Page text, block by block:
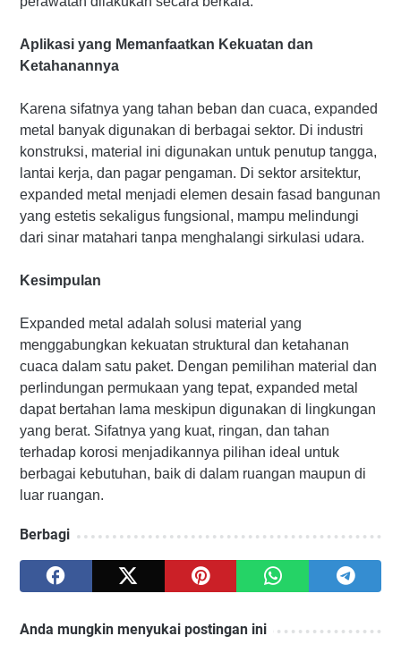
Aplikasi yang Memanfaatkan Kekuatan dan
Ketahanannya
Karena sifatnya yang tahan beban dan cuaca, expanded
metal banyak digunakan di berbagai sektor. Di industri
konstruksi, material ini digunakan untuk penutup tangga,
lantai kerja, dan pagar pengaman. Di sektor arsitektur,
expanded metal menjadi elemen desain fasad bangunan
yang estetis sekaligus fungsional, mampu melindungi
dari sinar matahari tanpa menghalangi sirkulasi udara.
Kesimpulan
Expanded metal adalah solusi material yang
menggabungkan kekuatan struktural dan ketahanan
cuaca dalam satu paket. Dengan pemilihan material dan
perlindungan permukaan yang tepat, expanded metal
dapat bertahan lama meskipun digunakan di lingkungan
yang berat. Sifatnya yang kuat, ringan, dan tahan
terhadap korosi menjadikannya pilihan ideal untuk
berbagai kebutuhan, baik di dalam ruangan maupun di
luar ruangan.
Berbagi
Anda mungkin menyukai postingan ini